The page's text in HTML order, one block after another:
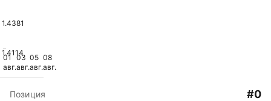
01
авг.
03
авг.
05
авг.
08
авг.
1.4381
1.4114
Позиция #0